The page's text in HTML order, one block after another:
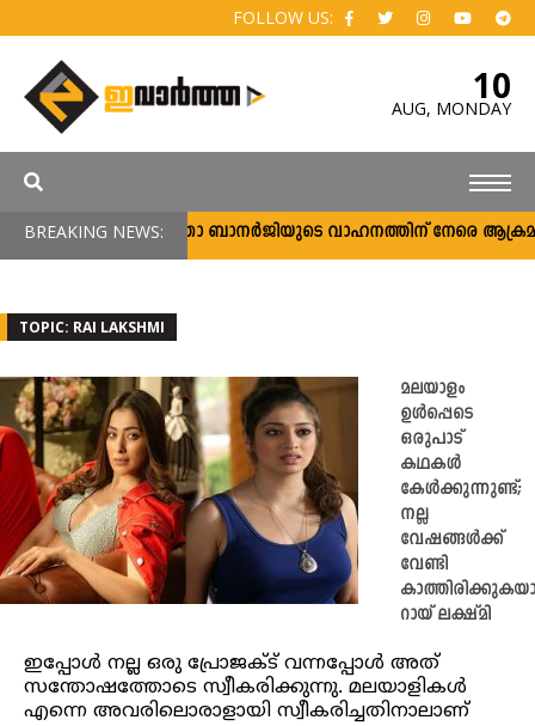
FOLLOW US:
10
AUG, MONDAY
BREAKING NEWS:മമതാ ബാനര്‍ജിയുടെ വാഹനത്തിന് നേരെ
TOPIC: RAI LAKSHMI
മലയാളം
ഉൾപ്പെടെ
ഒരുപാട്
കഥകള്‍
കേള്‍ക്കുന്നുണ്ട്;
നല്ല
വേഷങ്ങള്‍ക്ക്
വേണ്ടി
റായ് ലക്ഷ്മി
ഇപ്പോള്‍ നല്ല ഒരു പ്രോജക്ട് വന്നപ്പോൾ അത്
സന്തോഷത്തോടെ സ്വീകരിക്കുന്നു. മലയാളികള്‍
എന്നെ അവരിലൊരാളായി സ്വീകരിച്ചതിനാലാണ്